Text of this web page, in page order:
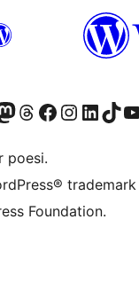
account
vår Mastodon-konto
Visit our Threads account
Besøk vår Facebook-sideBesøk vår Instagram-konto
Besøk vår LinkedIn-konto
Visit ourVisit
poesi.
Foundation.